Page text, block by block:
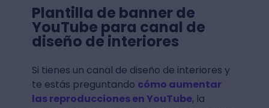
Plantilla de banner de
YouTube para canal de
diseño de interiores
Si tienes un canal de diseño de interiores y
te estás preguntando cómo aumentar
las reproducciones en YouTube, la